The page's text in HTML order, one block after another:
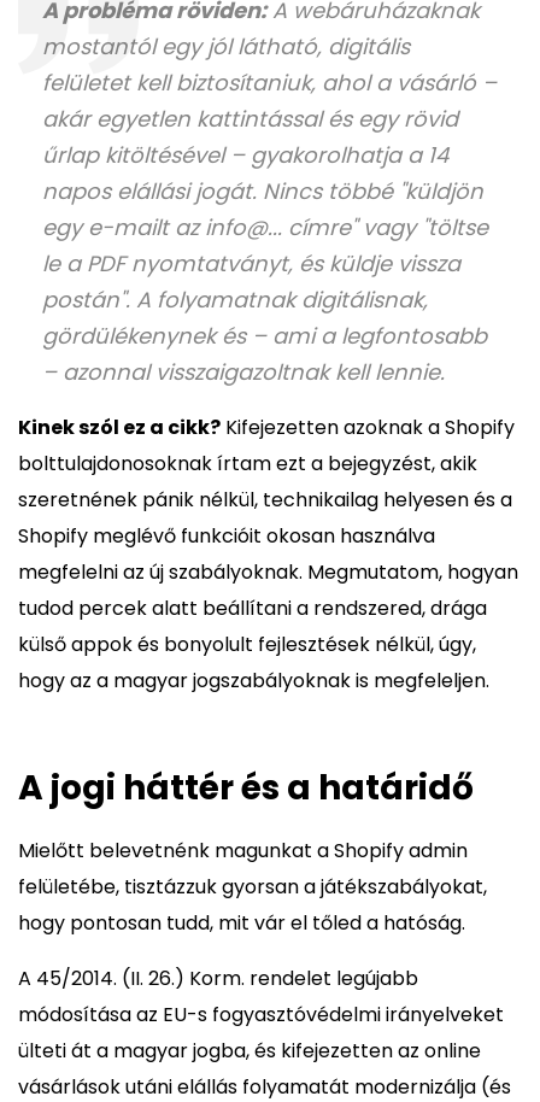
A probléma röviden:A webáruházaknak
mostantól egy jól látható, digitális
felületet kell biztosítaniuk, ahol a vásárló –
akár egyetlen kattintással és egy rövid
űrlap kitöltésével – gyakorolhatja a 14
napos elállási jogát. Nincs többé "küldjön
egy e-mailt az info@... címre" vagy "töltse
le a PDF nyomtatványt, és küldje vissza
postán". A folyamatnak digitálisnak,
gördülékenynek és – ami a legfontosabb
– azonnal visszaigazoltnak kell lennie.
Kinek szól ez a cikk? Kifejezetten azoknak a Shopify
bolttulajdonosoknak írtam ezt a bejegyzést, akik
szeretnének pánik nélkül, technikailag helyesen és a
Shopify meglévő funkcióit okosan használva
megfelelni az új szabályoknak. Megmutatom, hogyan
tudod percek alatt beállítani a rendszered, drága
külső appok és bonyolult fejlesztések nélkül, úgy,
hogy az a magyar jogszabályoknak is megfeleljen.
A jogi háttér és a határidő
Mielőtt belevetnénk magunkat a Shopify admin
felületébe, tisztázzuk gyorsan a játékszabályokat,
hogy pontosan tudd, mit vár el tőled a hatóság.
A 45/2014. (II. 26.) Korm. rendelet legújabb
módosítása az EU-s fogyasztóvédelmi irányelveket
ülteti át a magyar jogba, és kifejezetten az online
vásárlások utáni elállás folyamatát modernizálja (és